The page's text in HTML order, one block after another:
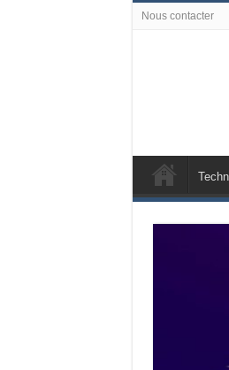
Nous contacter